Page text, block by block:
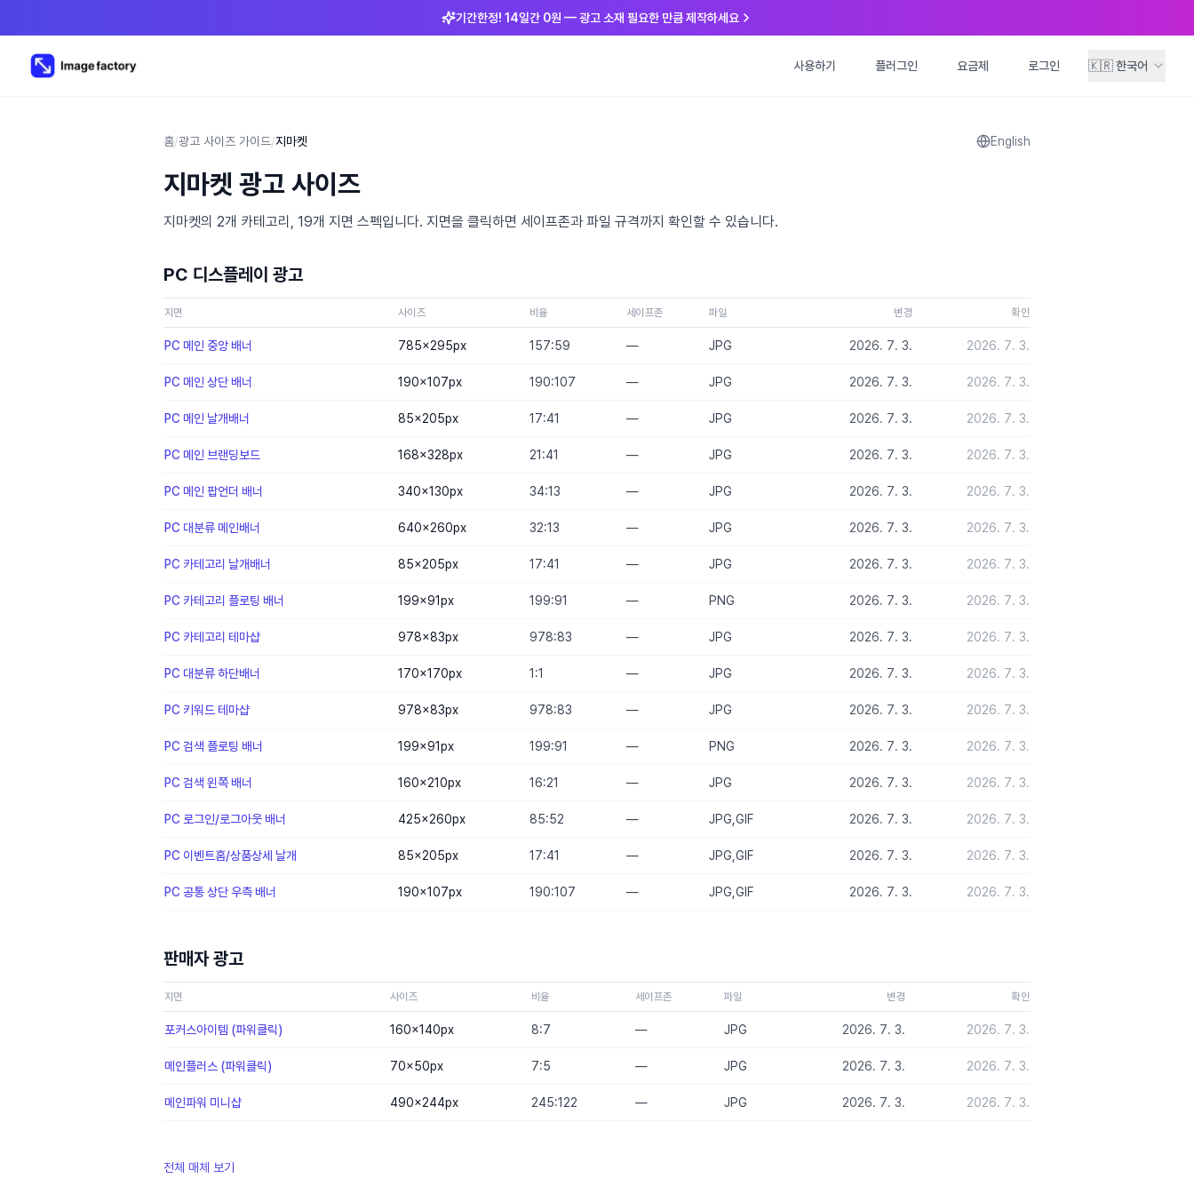
기간한정! 14일간 0원 — 광고 소재 필요한 만큼 제작하세요
사용하기 플러그인 요금제 로그인 🇰🇷한국어
사용하기 플러그인 요금제 로그인 🇰🇷한국어
홈/광고 사이즈 가이드/지마켓 English
지마켓 광고 사이즈
지마켓의 2개 카테고리, 19개 지면 스펙입니다. 지면을 클릭하면 세이프존과 파일 규격까지 확인할 수 있습니다.
PC 디스플레이 광고
지면 사이즈 비율 세이프존 파일 변경 확인
PC 메인 중앙 배너 785×295px 157:59 — JPG 2026. 7. 3. 2026. 7. 3.
PC 메인 상단 배너 190×107px 190:107 — JPG 2026. 7. 3. 2026. 7. 3.
PC 메인 날개배너 85×205px 17:41 — JPG 2026. 7. 3. 2026. 7. 3.
PC 메인 브랜딩보드 168×328px 21:41 — JPG 2026. 7. 3. 2026. 7. 3.
PC 메인 팝언더 배너 340×130px 34:13 — JPG 2026. 7. 3. 2026. 7. 3.
PC 대분류 메인배너 640×260px 32:13 — JPG 2026. 7. 3. 2026. 7. 3.
PC 카테고리 날개배너 85×205px 17:41 — JPG 2026. 7. 3. 2026. 7. 3.
PC 카테고리 플로팅 배너 199×91px 199:91 — PNG 2026. 7. 3. 2026. 7. 3.
PC 카테고리 테마샵 978×83px 978:83 — JPG 2026. 7. 3. 2026. 7. 3.
PC 대분류 하단배너 170×170px 1:1 — JPG 2026. 7. 3. 2026. 7. 3.
PC 키워드 테마샵 978×83px 978:83 — JPG 2026. 7. 3. 2026. 7. 3.
PC 검색 플로팅 배너 199×91px 199:91 — PNG 2026. 7. 3. 2026. 7. 3.
PC 검색 왼쪽 배너 160×210px 16:21 — JPG 2026. 7. 3. 2026. 7. 3.
PC 로그인/로그아웃 배너 425×260px 85:52 — JPG,GIF 2026. 7. 3. 2026. 7. 3.
PC 이벤트홈/상품상세 날개 85×205px 17:41 — JPG,GIF 2026. 7. 3. 2026. 7. 3.
PC 공통 상단 우측 배너 190×107px 190:107 — JPG,GIF 2026. 7. 3. 2026. 7. 3.
판매자 광고
지면 사이즈 비율 세이프존 파일 변경 확인
포커스아이템 (파워클릭) 160×140px 8:7 — JPG 2026. 7. 3. 2026. 7. 3.
메인플러스 (파워클릭) 70×50px 7:5 — JPG 2026. 7. 3. 2026. 7. 3.
메인파워 미니샵 490×244px 245:122 — JPG 2026. 7. 3. 2026. 7. 3.
전체 매체 보기